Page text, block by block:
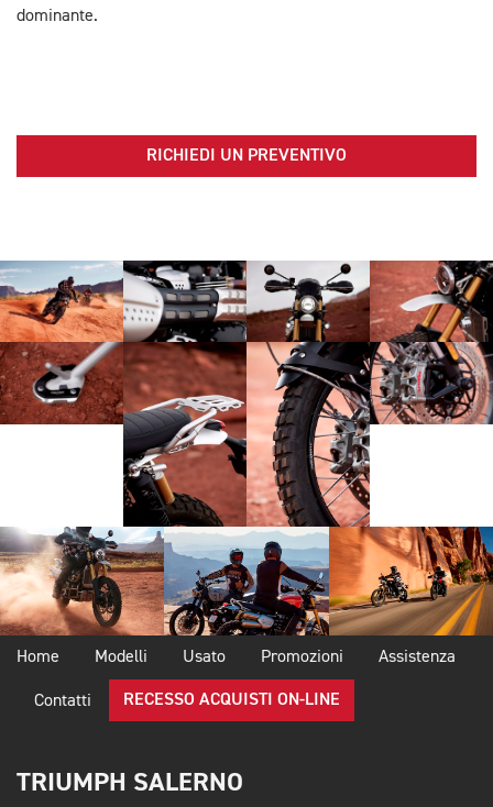
dominante.
RICHIEDI UN PREVENTIVO
Home Modelli Usato Promozioni Assistenza
Contatti RECESSO ACQUISTI ON-LINE
TRIUMPH SALERNO